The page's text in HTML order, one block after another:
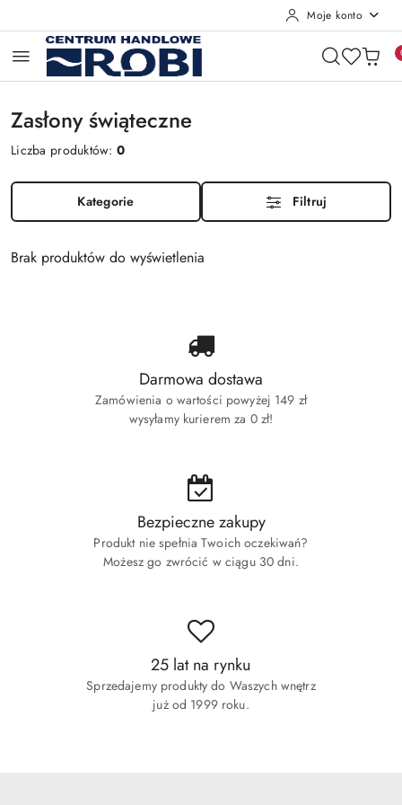
Moje konto
Zasłony świąteczne
Liczba produktów:0
Kategorie Filtruj
Brak produktów do wyświetlenia
Darmowa dostawa
Zamówienia o wartości powyżej 149 zł
wysyłamy kurierem za 0 zł!
Bezpieczne zakupy
Produkt nie spełnia Twoich oczekiwań?
Możesz go zwrócić w ciągu 30 dni.
25 lat na rynku
Sprzedajemy produkty do Waszych wnętrz
już od 1999 roku.